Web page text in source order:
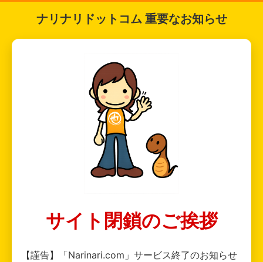
ナリナリドットコム 重要なお知らせ
サイト閉鎖のご挨拶
【謹告】「Narinari.com」サービス終了のお知らせ